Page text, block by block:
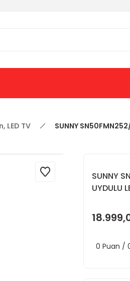
LED TV SUNNY
SUNNY
UYDULU
0 Puan /